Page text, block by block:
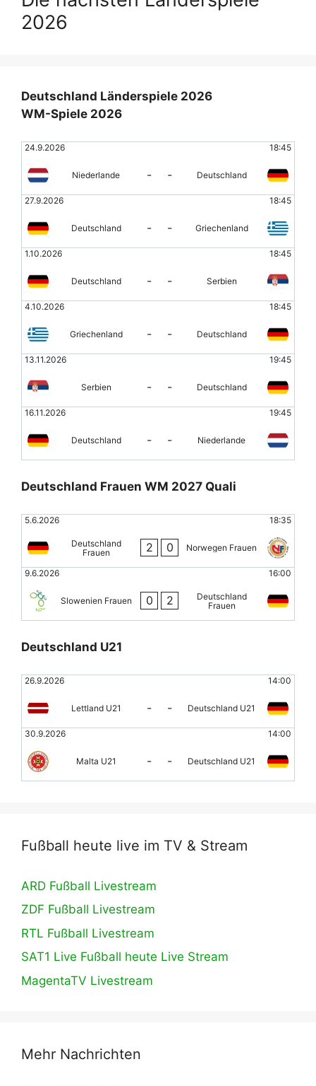
2026
Deutschland Länderspiele 2026
WM-Spiele 2026
24.9.2026 18:45
Niederlande - - Deutschland
27.9.2026 18:45
Deutschland - - Griechenland
1.10.2026 18:45
Deutschland - - Serbien
4.10.2026 18:45
Griechenland - - Deutschland
13.11.2026 19:45
Serbien - - Deutschland
16.11.2026 19:45
Deutschland - - Niederlande
Deutschland Frauen WM 2027 Quali
5.6.2026 18:35
Deutschland
Frauen
2 0 Norwegen Frauen
9.6.2026 16:00
Slowenien Frauen 0 2
Deutschland
Frauen
Deutschland U21
26.9.2026 14:00
Lettland U21 - - Deutschland U21
30.9.2026 14:00
Malta U21 - - Deutschland U21
Fußball heute live im TV & Stream
ARD Fußball Livestream
ZDF Fußball Livestream
RTL Fußball Livestream
SAT1 Live Fußball heute Live Stream
MagentaTV Livestream
Mehr Nachrichten